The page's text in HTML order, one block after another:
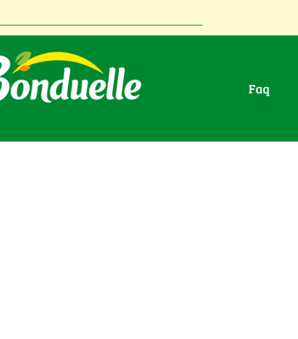
faq